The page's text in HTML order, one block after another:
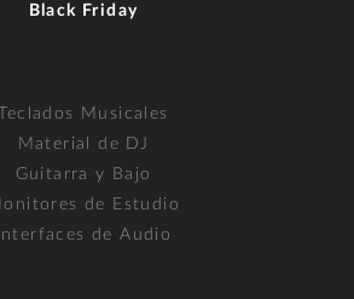
Black Friday
Musicales
Material de DJ
Guitarra y Bajo
de Estudio
Interfaces de Audio